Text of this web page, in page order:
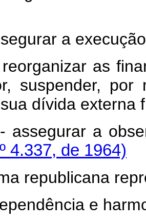
a
as
suspender,
dívida externa
assegurar a
4.337, de 1964)
republicana
e